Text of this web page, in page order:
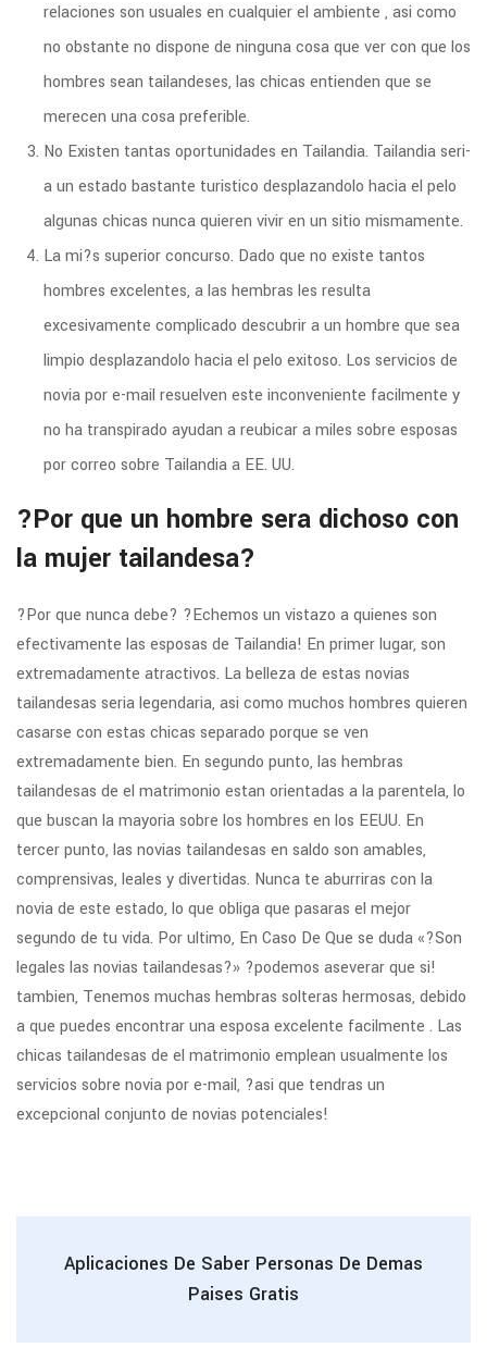
relaciones son usuales en cualquier el ambiente , asi­ como
no obstante no dispone de ninguna cosa que ver con que los
hombres sean tailandeses, las chicas entienden que se
merecen una cosa preferible.
No Existen tantas oportunidades en Tailandia. Tailandia seri­
a un estado bastante turistico desplazandolo hacia el pelo
algunas chicas nunca quieren vivir en un sitio mismamente.
La mi?s superior concurso. Dado que no existe tantos
hombres excelentes, a las hembras les resulta
excesivamente complicado descubrir a un hombre que sea
limpio desplazandolo hacia el pelo exitoso. Los servicios de
novia por e-mail resuelven este inconveniente facilmente y
no ha transpirado ayudan a reubicar a miles sobre esposas
por correo sobre Tailandia a EE. UU.
?Por que un hombre sera dichoso con
la mujer tailandesa?
?Por que nunca debe? ?Echemos un vistazo a quienes son
efectivamente las esposas de Tailandia! En primer lugar, son
extremadamente atractivos. La belleza de estas novias
tailandesas seri­a legendaria, asi­ como muchos hombres quieren
casarse con estas chicas separado porque se ven
extremadamente bien. En segundo punto, las hembras
tailandesas de el matrimonio estan orientadas a la parentela, lo
que buscan la mayoria sobre los hombres en los EEUU. En
tercer punto, las novias tailandesas en saldo son amables,
comprensivas, leales y divertidas. Nunca te aburriras con la
novia de este estado, lo que obliga que pasaras el mejor
segundo de tu vida. Por ultimo, En Caso De Que se duda «?Son
legales las novias tailandesas?» ?podemos aseverar que si!
tambien, Tenemos muchas hembras solteras hermosas, debido
a que puedes encontrar una esposa excelente facilmente . Las
chicas tailandesas de el matrimonio emplean usualmente los
servicios sobre novia por e-mail, ?asi que tendras un
excepcional conjunto de novias potenciales!
Aplicaciones De Saber Personas De Demas
Paises Gratis